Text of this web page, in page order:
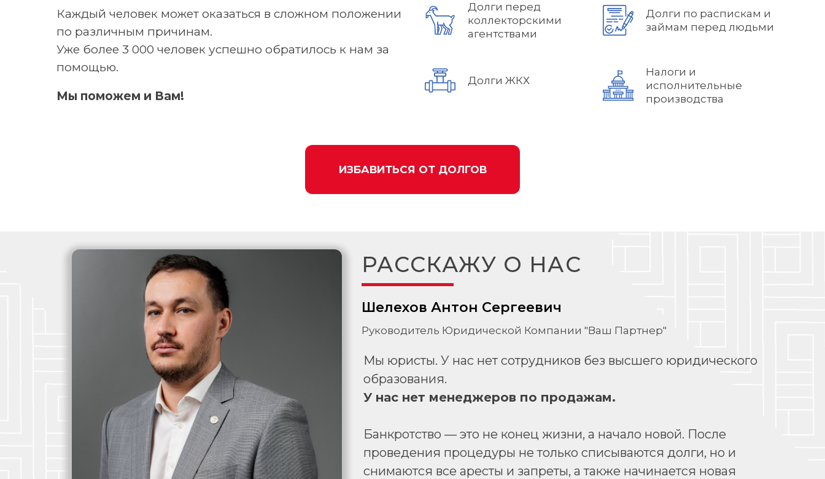
Долги ЖКХ
Налоги и
исполнительные
производства
Каждый человек может оказаться в сложном положении
по различным причинам.
Уже более 3 000 человек успешно обратилось к нам за
помощью.
Долги перед
коллекторскими
агентствами
Долги по распискам и
займам перед людьми
ИЗБАВИТЬСЯ ОТ ДОЛГОВ
Мы поможем и Вам!
РАССКАЖУ О НАС
Мы юристы. У нас нет сотрудников без высшего юридического
образования.
У нас нет менеджеров по продажам.
Банкротство — это не конец жизни, а начало новой. После
проведения процедуры не только списываются долги, но и
снимаются все аресты и запреты, а также начинается новая
Шелехов Антон Сергеевич
Руководитель Юридической Компании "Ваш Партнер"